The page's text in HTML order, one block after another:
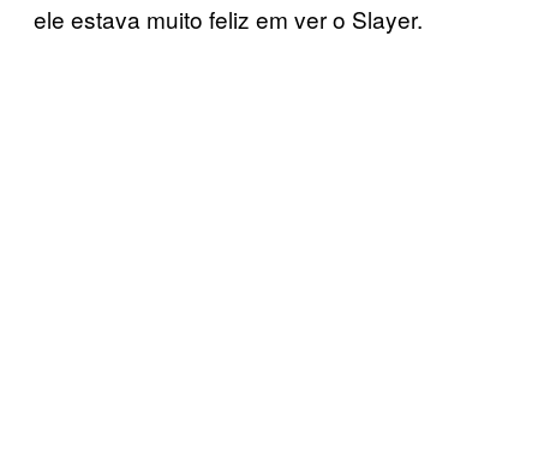
ele estava muito feliz em ver o Slayer.